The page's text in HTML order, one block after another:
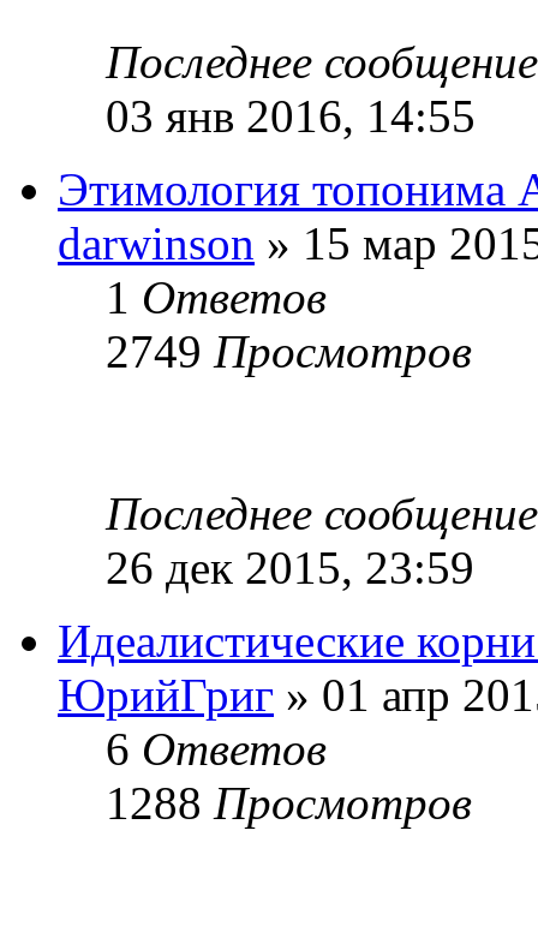
Последнее
03 янв 2016, 14:55
Этимология топонима
darwinson » 15 мар
1 Ответов
2749 Просмотров
Последнее
26 дек 2015, 23:59
Идеалистические
ЮрийГриг » 01 апр
6 Ответов
1288 Просмотров